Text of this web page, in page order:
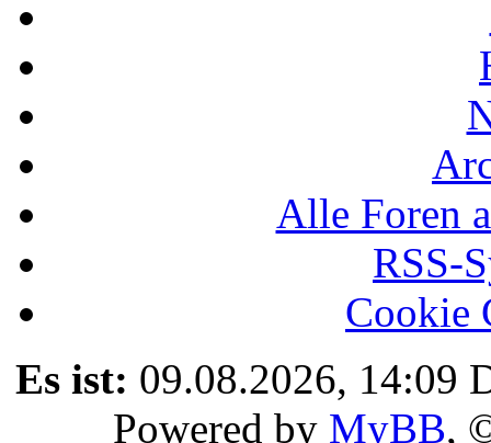
Alle Foren
RSS-
Cookie
Es ist: 09.08.2026, 14:09
Powered by MyBB,